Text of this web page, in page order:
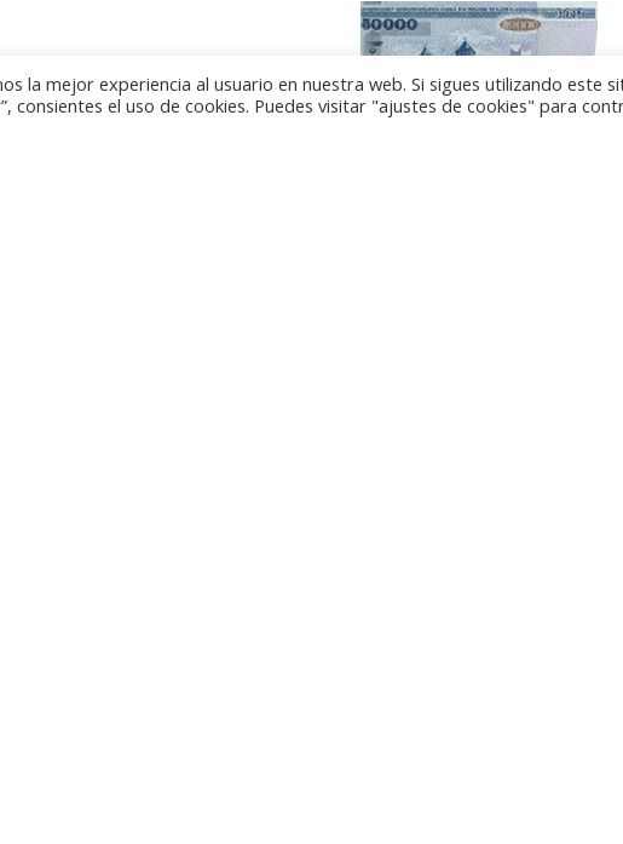
la mejor experiencia al usuario en nuestra web. Si sigues utilizando este
consientes el uso de cookies. Puedes visitar "ajustes de cookies" para